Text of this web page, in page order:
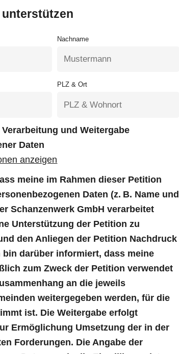
Nachname
PLZ & Ort
und Weitergabe
Daten
anzeigen
meine im Rahmen dieser Petition
Daten (z. B. Name und
Schanzenwerk GmbH verarbeitet
Unterstützung der Petition zu
den Anliegen der Petition Nachdruck
bin darüber informiert, dass meine
zum Zweck der Petition verwendet
an die jeweils
weitergegeben werden, für die
ist. Die Weitergabe erfolgt
Ermöglichung Umsetzung der in der
Forderungen. Die Angabe der